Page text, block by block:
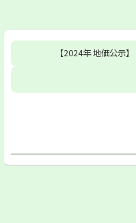
【2024年 地価公示】